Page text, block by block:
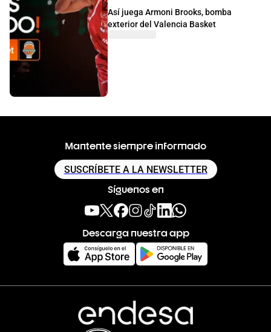
Así juega Armoni Brooks, bomba
exterior del Valencia Basket
Mantente siempre informado
SUSCRÍBETE A LA NEWSLETTER
Síguenos en
Descarga nuestra app